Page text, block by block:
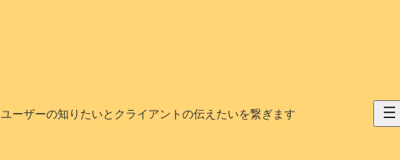
ーザーの知りたいとクライアントの伝えたいを繋ぎます